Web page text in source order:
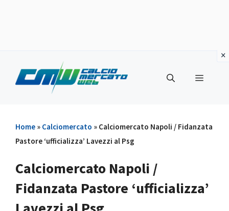
contenuto
Menu
Home » Calciomercato » Calciomercato Napoli / Fidanzata
Pastore ‘ufficializza’ Lavezzi al Psg
Calciomercato Napoli /
Fidanzata Pastore ‘ufficializza’